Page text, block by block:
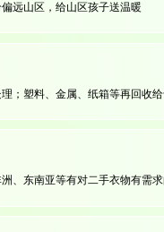
远山区，给山区孩子送温暖
；塑料、金属、纸箱等再回收
、东南亚等有对二手衣物有需